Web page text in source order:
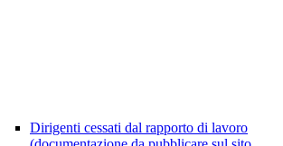
Dirigenti cessati dal rapporto di lavoro